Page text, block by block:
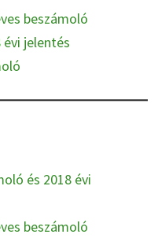
beszámoló
jelentés
és 2018 évi
beszámoló